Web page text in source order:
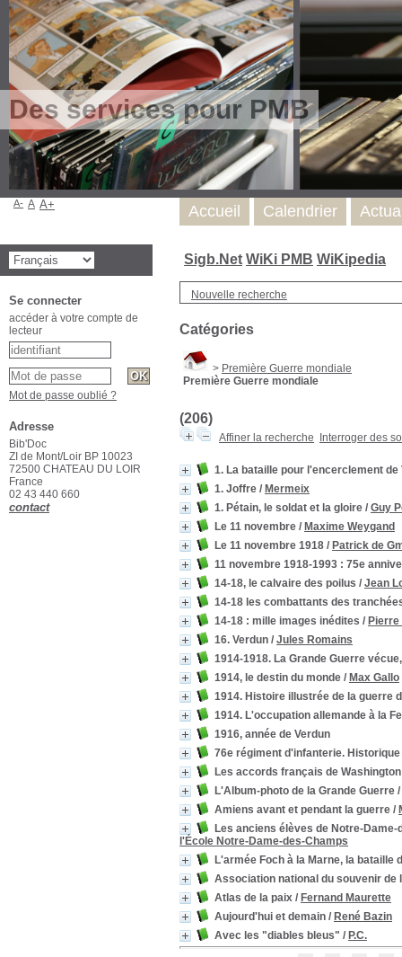
Des services pour PMB
Sigb.Net WiKi PMB WiKipedia
Nouvelle recherche
Catégories
> Première Guerre mondiale
Première Guerre mondiale
(206)
Affiner la recherche Interroger des
1. La bataille pour l'encerclement de
1. Joffre / Mermeix
1. Pétain, le soldat et la gloire / Guy
Le 11 novembre / Maxime Weygand
Le 11 novembre 1918 / Patrick de
11 novembre 1918-1993 : 75e
14-18, le calvaire des poilus / Jean
14-18 les combattants des
14-18 : mille images inédites / Pierre
16. Verdun / Jules Romains
1914-1918. La Grande Guerre
1914, le destin du monde / Max Gallo
1914. Histoire illustrée de la guerre
1914. L'occupation allemande à la
1916, année de Verdun
76e régiment d'infanterie.
Les accords français de
L'Album-photo de la Grande Guerre /
Amiens avant et pendant la guerre /
Les anciens élèves de Notre-
l'École Notre-Dame-des-Champs
L'armée Foch à la Marne, la bataille
Association national du souvenir de
Atlas de la paix / Fernand Maurette
Aujourd'hui et demain / René Bazin
Avec les "diables bleus" / P.C.
Accueil Calendrier
A- A A+
Se connecter
accéder à votre compte de
lecteur
Mot de passe oublié ?
Adresse
Bib'Doc
ZI de Mont/Loir BP 10023
72500 CHATEAU DU LOIR
France
02 43 440 660
contact